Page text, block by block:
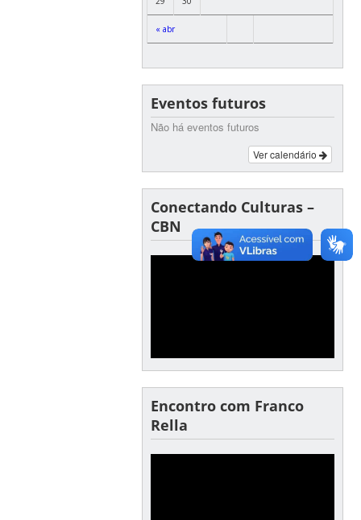
« abr
Eventos futuros
Não há eventos futuros
Ver calendário
Conectando Culturas –
CBN
Encontro com Franco
Rella